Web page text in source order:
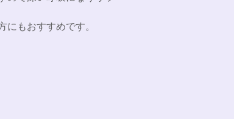
にもおすすめです。